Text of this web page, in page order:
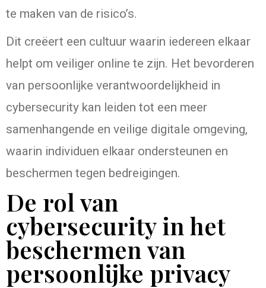
te maken van de risico’s.
Dit creëert een cultuur waarin iedereen elkaar
helpt om veiliger online te zijn. Het bevorderen
van persoonlijke verantwoordelijkheid in
cybersecurity kan leiden tot een meer
samenhangende en veilige digitale omgeving,
waarin individuen elkaar ondersteunen en
beschermen tegen bedreigingen.
De rol van
cybersecurity in het
beschermen van
persoonlijke privacy